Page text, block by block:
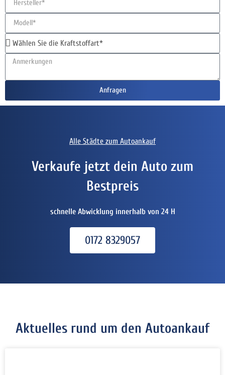
Anfragen
Alle Städte zum Autoankauf
Verkaufe jetzt dein Auto zum
Bestpreis
schnelle Abwicklung innerhalb von 24 H
0172 8329057
Aktuelles rund um den Autoankauf